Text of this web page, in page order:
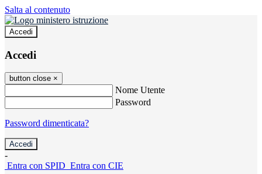
Salta al contenuto
Accedi
Accedi
button close ×
Nome Utente
Password
Password dimenticata?
-
Entra con SPID Entra con CIE